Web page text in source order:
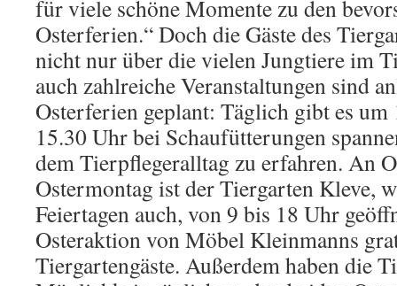
für viele schöne Momente zu den
Osterferien.“ Doch die Gäste des
nicht nur über die vielen Jungtiere im
auch zahlreiche Veranstaltungen sind
Osterferien geplant: Täglich gibt es
15.30 Uhr bei Schaufütterungen
dem Tierpflegeralltag zu erfahren. An
Ostermontag ist der Tiergarten Kleve,
Feiertagen auch, von 9 bis 18 Uhr
Osteraktion von Möbel Kleinmanns
Tiergartengäste. Außerdem haben die